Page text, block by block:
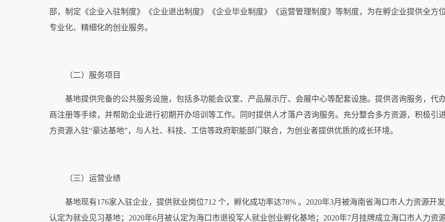
部，制定《企业入驻制度》《企业退出制度》《企业毕业制度》《运营管理制度》等制度，为在孵企业提供全方位
专业化、精细化的创业服务。
（二）服务项目
基地提供完备的公共服务设施，包括多功能会议室、产品展示厅、会展中心等配套设施。提供咨询服务，代
商注册等手续，并帮助企业进行初期开办培训等工作。同时提供人才落户咨询服务。充分整合多方资源，积极引
方资源入驻“豪达基地”，与人社、科技、工信等政府职能部门联合，为创业者提供优质的成长环境。
（三）运营业绩
基地现有176家入驻企业，提供就业岗位712 个，孵化成功率达78% 。2020年3月被海南省海口市人力资源开
认定为就业见习基地；2020年6月被认定为海口市退役军人就业创业孵化基地；2020年7月挂牌成立海口市人力资